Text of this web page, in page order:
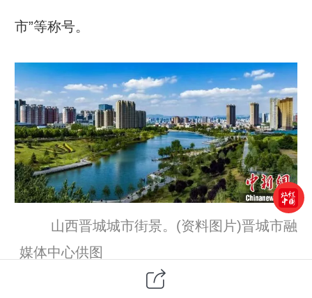
市”等称号。
山西晋城城市街景。(资料图片)晋城市融
媒体中心供图